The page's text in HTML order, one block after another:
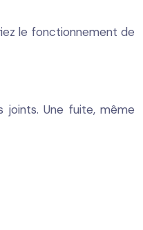
le fonctionnement de
joints. Une fuite, même